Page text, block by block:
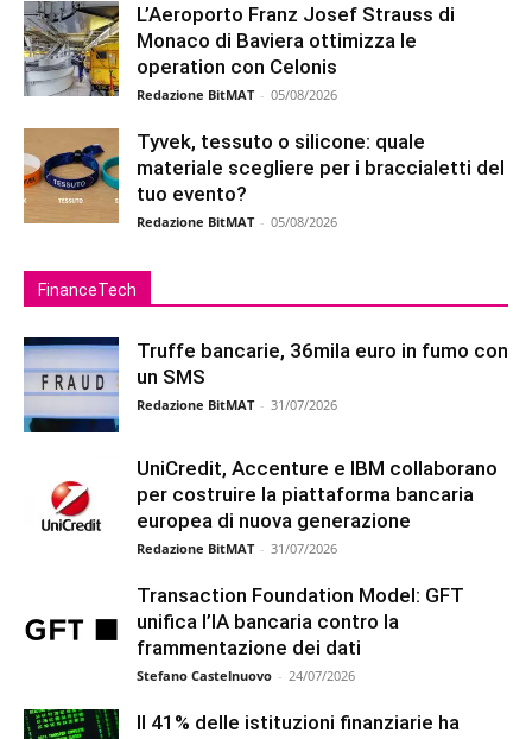
L’Aeroporto Franz Josef Strauss di
Monaco di Baviera ottimizza le
operation con Celonis
Redazione BitMAT - 05/08/2026
Tyvek, tessuto o silicone: quale
materiale scegliere per i braccialetti del
tuo evento?
Redazione BitMAT - 05/08/2026
FinanceTech
Truffe bancarie, 36mila euro in fumo con
un SMS
Redazione BitMAT - 31/07/2026
UniCredit, Accenture e IBM collaborano
per costruire la piattaforma bancaria
europea di nuova generazione
Redazione BitMAT - 31/07/2026
Transaction Foundation Model: GFT
unifica l’IA bancaria contro la
frammentazione dei dati
Stefano Castelnuovo - 24/07/2026
Il 41% delle istituzioni finanziarie ha